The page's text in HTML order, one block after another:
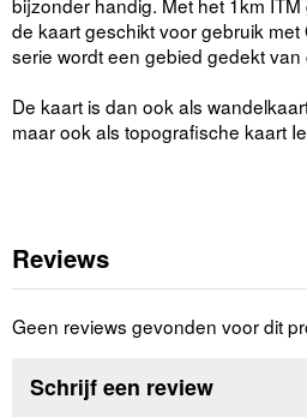
de kaart geschikt voor gebruik met
serie wordt een gebied gedekt van
De kaart is dan ook als
maar ook als topografische kaart
Reviews
Geen reviews gevonden voor dit
Schrijf een review